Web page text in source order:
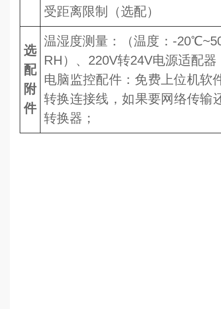
受距离限制（选配）
选
配
附
件
温湿度测量：（温度： -
RH）、220V转24V电源适配器
电脑监控配件：免费上位机软
转换连接线，如果要网络传输
转换器；